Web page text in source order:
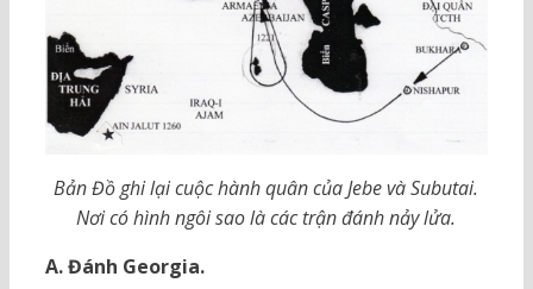
Bản Đồ ghi lại cuộc hành quân của Jebe và Subutai.
Nơi có hình ngôi sao là các trận đánh nảy lửa.
A. Đánh Georgia.